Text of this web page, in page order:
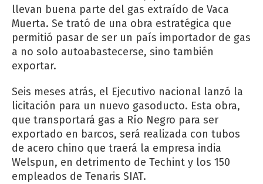
llevan buena parte del gas extraído de Vaca
Muerta. Se trató de una obra estratégica que
permitió pasar de ser un país importador de gas
a no solo autoabastecerse, sino también
exportar.
Seis meses atrás, el Ejecutivo nacional lanzó la
licitación para un nuevo gasoducto. Esta obra,
que transportará gas a Río Negro para ser
exportado en barcos, será realizada con tubos
de acero chino que traerá la empresa india
Welspun, en detrimento de Techint y los 150
empleados de Tenaris SIAT.